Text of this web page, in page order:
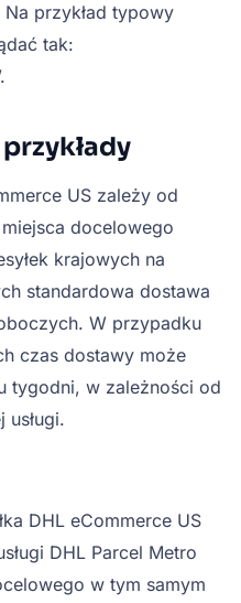
przykład typowy
tak:
US zależy od
docelowego
krajowych na
standardowa dostawa
W przypadku
czas dostawy może
tygodni, w zależności od
DHL eCommerce US
DHL Parcel Metro
w tym samym